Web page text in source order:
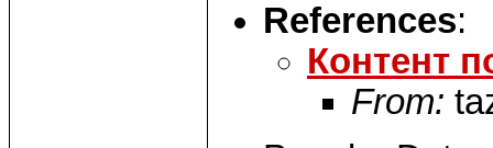
References:
Контент
From: